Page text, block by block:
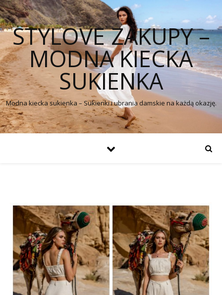
STYLOVE ZAKUPY –
MODNA KIECKA
SUKIENKA
Modna kiecka sukienka – Sukienki i ubrania damskie na każdą okazję.